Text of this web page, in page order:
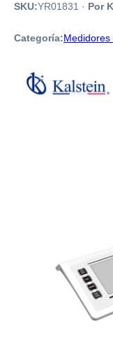
SKU:YR01831 · Por
Categoría: